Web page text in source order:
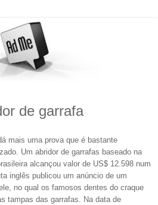
de garrafa
mais uma prova que é bastante
Um abridor de garrafas baseado na
alcançou valor de US$ 12.598 num
inglês publicou um anúncio de um
no qual os famosos dentes do craque
tampas das garrafas. Na data de